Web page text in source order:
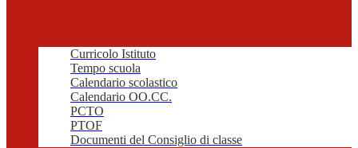
Curricolo Istituto
Tempo scuola
Calendario scolastico
Calendario OO.CC.
PCTO
PTOF
Documenti del Consiglio di classe